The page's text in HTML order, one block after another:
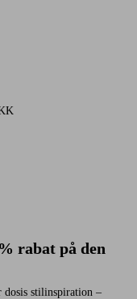
rabat på den
dosis stilinspiration –